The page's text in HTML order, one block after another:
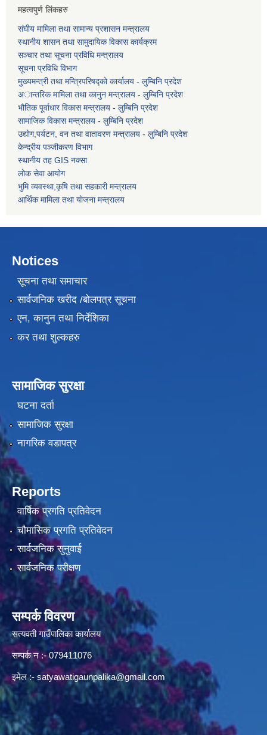
महत्वपुर्ण लिंकहरु
संघीय मामिला तथा सामान्य प्रशासन मन्त्रालय
स्थानीय शासन तथा सामुदायिक विकास कार्यक्रम
सञ्चार तथा सूचना प्रविधि मन्त्रालय
सूचना प्रविधि विभाग
मुख्यमन्त्री तथा मन्त्रिपरिषद्को कार्यालय - लुम्बिनि प्रदेश
अान्तरिक मामिला तथा कानुन मन्त्रालय - लुम्बिनि प्रदेश
भौतिक पूर्वाधार विकास मन्त्रालय - लुम्बिनि प्रदेश
सामाजिक विकास मन्त्रालय - लुम्बिनि प्रदेश
उद्याेग,पर्यटन, वन तथा वातावरण मन्त्रालय - लुम्बिनि प्रदेश
केन्द्रीय पञ्जीकरण विभाग
स्थानीय तह GIS नक्सा
लोक सेवा आयोग
भुमि व्यवस्था,कृषि तथा सहकारी मन्त्रालय
आर्थिक मामिला तथा याेजना मन्त्रालय
Notices
सूचना तथा समाचार
सार्वजनिक खरीद /बोलपत्र सूचना
एन, कानुन तथा निर्देशिका
कर तथा शुल्कहरु
सामाजिक सुरक्षा
घटना दर्ता
सामाजिक सुरक्षा
नागरिक वडापत्र
Reports
वार्षिक प्रगति प्रतिवेदन
चौमासिक प्रगति प्रतिवेदन
सार्वजनिक सुनुवाई
सार्वजनिक परीक्षण
सम्पर्क विवरण
सत्यवती गाउँपालिका कार्यालय
सम्पर्क न‌ :- 079411076
इमेल :- satyawatigaunpalika@gmail.com